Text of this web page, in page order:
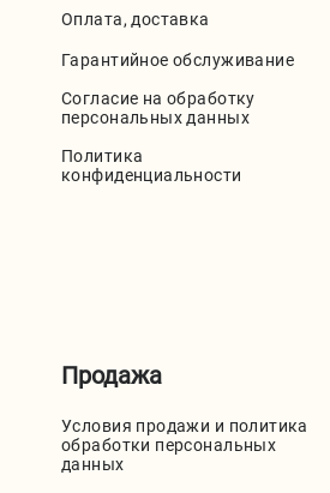
Оплата, доставка
Гарантийное обслуживание
Согласие на обработку
персональных данных
Политика
конфиденциальности
Продажа
Условия продажи и политика
обработки персональных
данных